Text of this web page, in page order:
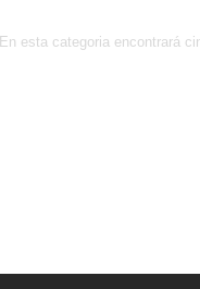
En esta categoria encontrará